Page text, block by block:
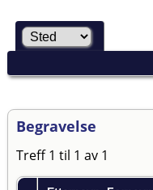
Begravelse
Treff 1 til 1 av 1